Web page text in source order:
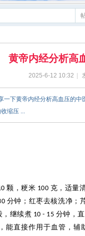
黄帝内经分析高
2025-6-12 10:32
一下黄帝内经分析高血压的
缩压 ...
颗，粳米 100 克，适量
分钟；红枣去核洗净；
，继续煮 10 - 15 分钟，
能直接作用于血管，